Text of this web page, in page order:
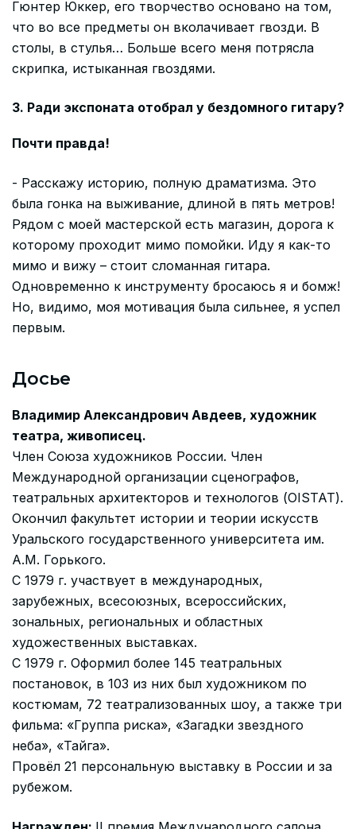
Гюнтер Юккер, его творчество основано на том,
что во все предметы он вколачивает гвозди. В
столы, в стулья… Больше всего меня потрясла
скрипка, истыканная гвоздями.
3. Ради экспоната отобрал у бездомного гитару?
Почти правда!
- Расскажу историю, полную драматизма. Это
была гонка на выживание, длиной в пять метров!
Рядом с моей мастерской есть магазин, дорога к
которому проходит мимо помойки. Иду я как-то
мимо и вижу – стоит сломанная гитара.
Одновременно к инструменту бросаюсь я и бомж!
Но, видимо, моя мотивация была сильнее, я успел
первым.
Досье
Владимир Александрович Авдеев, художник
театра, живописец.
Член Союза художников России. Член
Международной организации сценографов,
театральных архитекторов и технологов (OISTAT).
Окончил факультет истории и теории искусств
Уральского государственного университета им.
А.М. Горького.
С 1979 г. участвует в международных,
зарубежных, всесоюзных, всероссийских,
зональных, региональных и областных
художественных выставках.
С 1979 г. Оформил более 145 театральных
постановок, в 103 из них был художником по
костюмам, 72 театрализованных шоу, а также три
фильма: «Группа риска», «Загадки звездного
неба», «Тайга».
Провёл 21 персональную выставку в России и за
рубежом.